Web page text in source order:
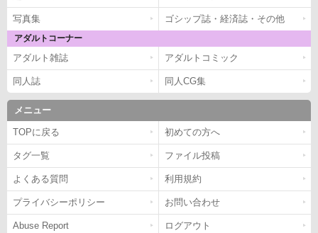
写真集 ゴシップ誌・経済誌・その他
アダルトコーナー
アダルト雑誌 アダルトコミック
同人誌 同人CG集
メニュー
TOPに戻る 初めての方へ
タグ一覧 ファイル投稿
よくある質問 利用規約
プライバシーポリシー お問い合わせ
Abuse Report ログアウト